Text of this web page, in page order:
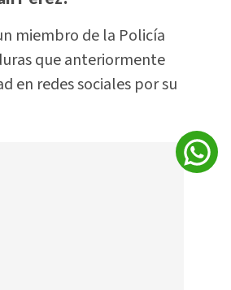
miembro de la Policía
que anteriormente
en redes sociales por su